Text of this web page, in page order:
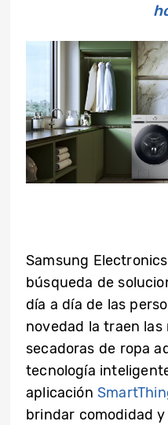
Samsung
búsqueda de
día a día de las
novedad la traen las
secadoras de ropa
tecnología
aplicación
brindar comodidad